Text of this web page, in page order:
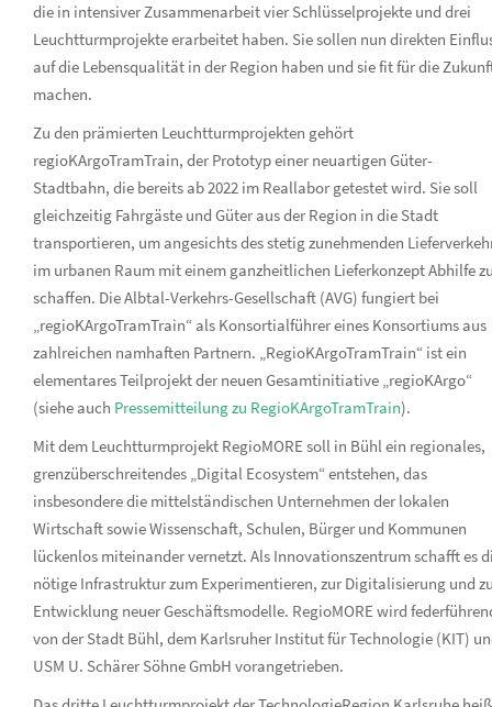
die in intensiver Zusammenarbeit vier Schlüsselprojekte und drei
Leuchtturmprojekte erarbeitet haben. Sie sollen nun direkten
auf die Lebensqualität in der Region haben und sie fit für die
machen.
Zu den prämierten Leuchtturmprojekten gehört
regioKArgoTramTrain, der Prototyp einer neuartigen Güter-
Stadtbahn, die bereits ab 2022 im Reallabor getestet wird. Sie soll
gleichzeitig Fahrgäste und Güter aus der Region in die Stadt
transportieren, um angesichts des stetig zunehmenden
im urbanen Raum mit einem ganzheitlichen Lieferkonzept Abhilfe
schaffen. Die Albtal-Verkehrs-Gesellschaft (AVG) fungiert bei
„regioKArgoTramTrain“ als Konsortialführer eines Konsortiums aus
zahlreichen namhaften Partnern. „RegioKArgoTramTrain“ ist ein
elementares Teilprojekt der neuen Gesamtinitiative „regioKArgo“
(siehe auch Pressemitteilung zu RegioKArgoTramTrain).
Mit dem Leuchtturmprojekt RegioMORE soll in Bühl ein regionales,
grenzüberschreitendes „Digital Ecosystem“ entstehen, das
insbesondere die mittelständischen Unternehmen der lokalen
Wirtschaft sowie Wissenschaft, Schulen, Bürger und Kommunen
lückenlos miteinander vernetzt. Als Innovationszentrum schafft es
nötige Infrastruktur zum Experimentieren, zur Digitalisierung und
Entwicklung neuer Geschäftsmodelle. RegioMORE wird
von der Stadt Bühl, dem Karlsruher Institut für Technologie (KIT)
USM U. Schärer Söhne GmbH vorangetrieben.